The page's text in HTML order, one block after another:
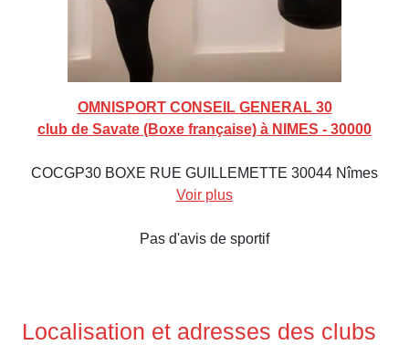
OMNISPORT CONSEIL GENERAL 30
club de Savate (Boxe française) à NIMES - 30000
COCGP30 BOXE RUE GUILLEMETTE 30044 Nîmes
Voir plus
Pas d'avis de sportif
Localisation et adresses des clubs